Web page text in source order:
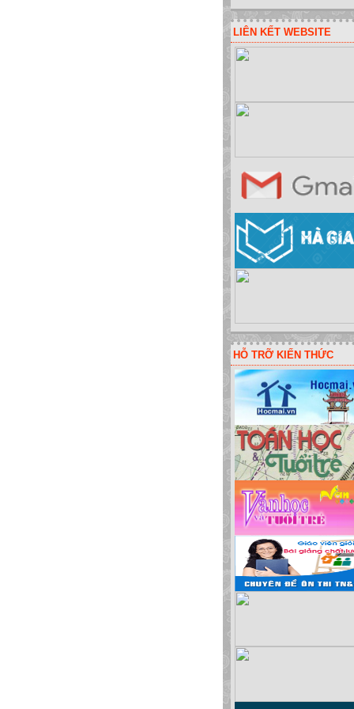
LIÊN KẾT WEBSITE
HỖ TRỠ KIẾN THỨC